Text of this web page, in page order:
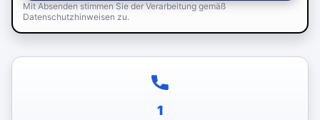
Mit Absenden stimmen Sie der Verarbeitung gemäß
Datenschutzhinweisen zu.
1